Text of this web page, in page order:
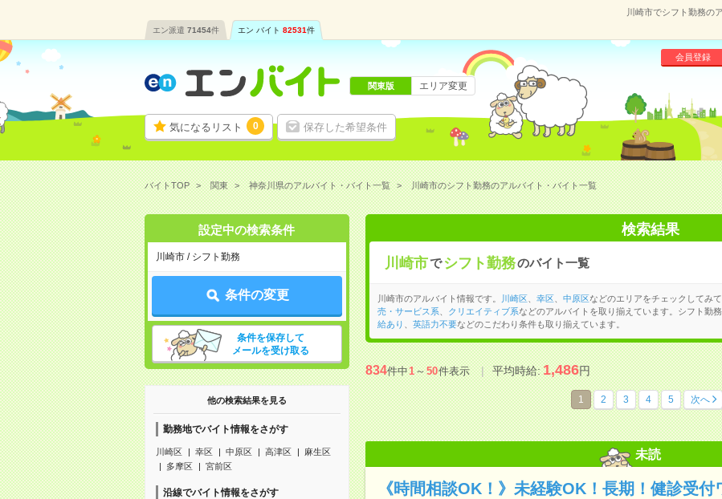
川崎市でシフト勤務の
エン派遣 71454件 エン バイト 82531件
気になるリスト 0 保存した希望条件
会員登録
関東版 エリア変更
バイトTOP 関東 神奈川県のアルバイト・バイト一覧 川崎市のシフト勤務のアルバイト・バイト一覧
設定中の検索条件
川崎市 / シフト勤務
条件の変更
条件を保存して
メールを受け取る
他の検索結果を見る
勤務地でバイト情報をさがす
川崎区 幸区 中原区 高津区
麻生区
多摩区
宮前区
沿線でバイト情報をさがす
検索結果
川崎市で シフト勤務のバイト一覧
川崎市のアルバイト情報です。 川崎区、 幸区、 中原区などのエリアをチェックしてみて
売・サービス系
クリエイティブ系などのアルバイトを取り揃えています。シフト勤務
給あり
英語力不要などのこだわり条件も取り揃えています。
834件中1～50件表示 平均時給:1,486円
1 2 3 4 5 次へ
未読
《時間相談OK！》未経験OK！長期！健診受